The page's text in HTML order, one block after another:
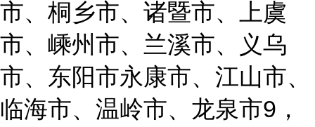
市、桐乡市、诸暨市、上虞
市、嵊州市、兰溪市、义乌
市、东阳市永康市、江山市、
临海市、温岭市、龙泉市9，